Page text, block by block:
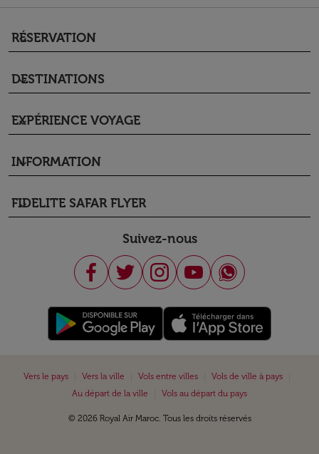
RÉSERVATION
keyboard_arrow_down
DESTINATIONS
keyboard_arrow_down
EXPÉRIENCE VOYAGE
keyboard_arrow_down
INFORMATION
keyboard_arrow_down
FIDELITE SAFAR FLYER
keyboard_arrow_down
Suivez-nous
Vers le pays Vers la ville Vols entre villes Vols de ville à pays
Au départ de la ville
Vols au départ du pays
© 2026 Royal Air Maroc. Tous les droits réservés